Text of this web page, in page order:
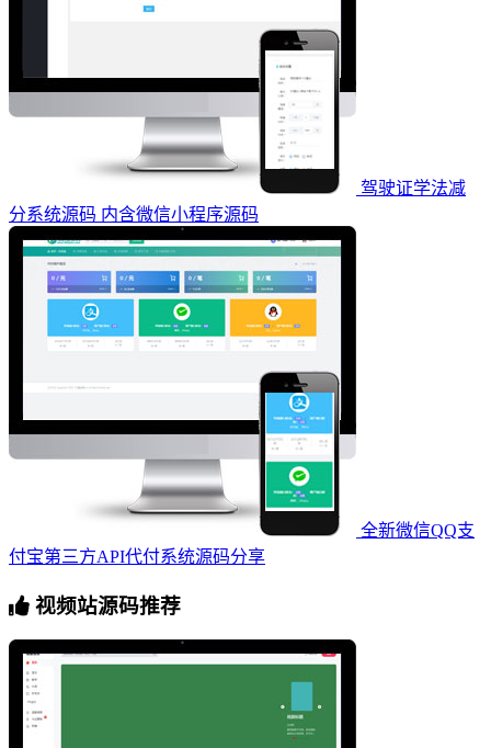
驾驶证学法减
分系统源码 内含微信小程序源码
全新微信QQ支
付宝第三方API代付系统源码分享
视频站源码推荐